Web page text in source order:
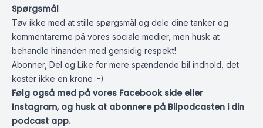
Spørgsmål
Tøv ikke med at stille spørgsmål og dele dine tanker og
kommentarerne på vores sociale medier, men husk at
behandle hinanden med gensidig respekt!
Abonner, Del og Like for mere spændende bil indhold, det
koster ikke en krone :-)
Følg også med på vores Facebook side eller
Instagram, og husk at abonnere på Bilpodcasten i din
podcast app.